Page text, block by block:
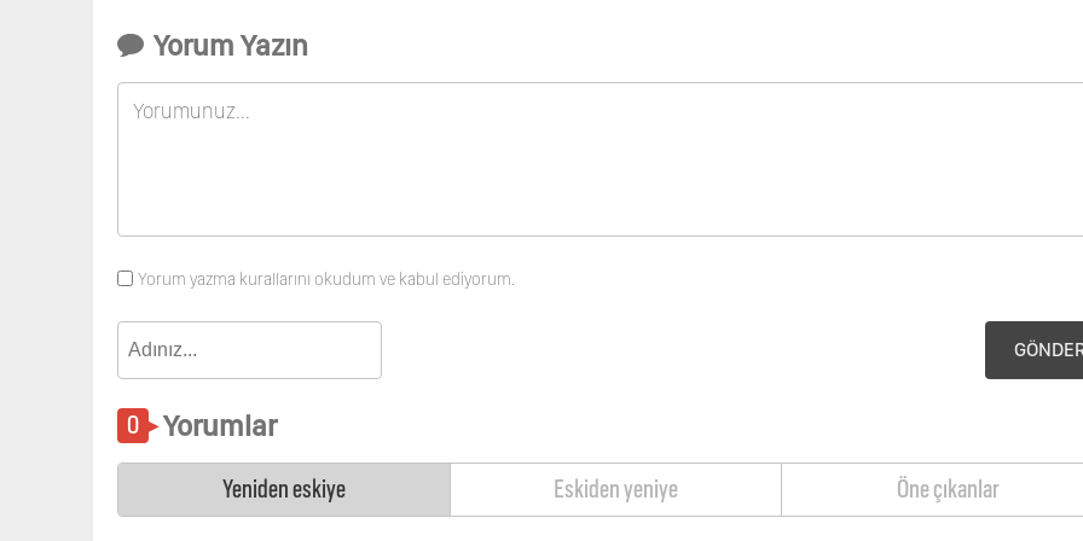
Yorum Yazın
Yorum yazma kurallarını okudum ve kabul ediyorum.
Yorumlar
Yeniden eskiye Eskiden yeniye Öne çıkanlar